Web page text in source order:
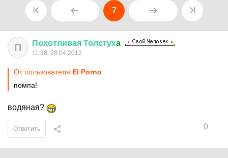
7
П Похотливая Толстухa
11:38, 28.04.2012
От пользователя El Porno
помпа!
водяная?
0
Ответить